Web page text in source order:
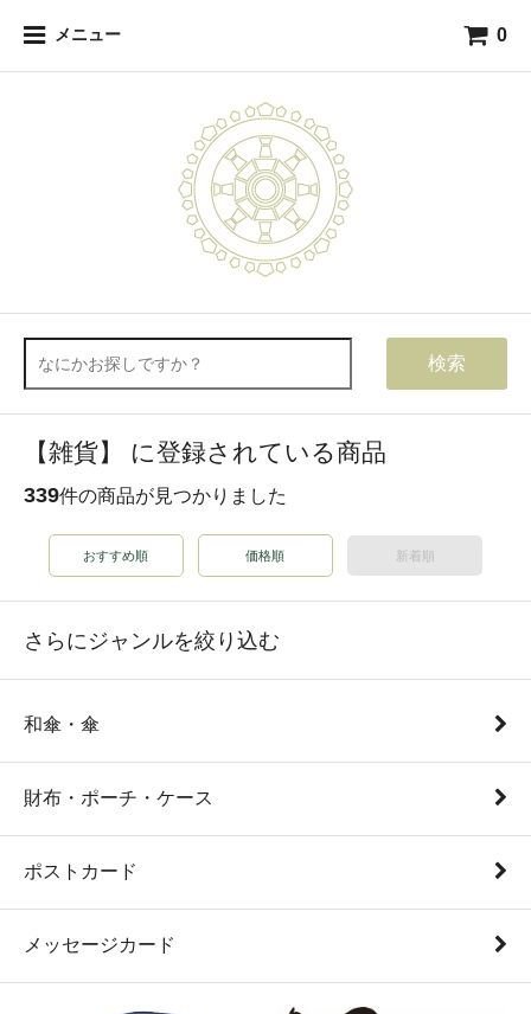
メニュー 0
検索
【雑貨】 に登録されている商品
339件の商品が見つかりました
おすすめ順 価格順 新着順
さらにジャンルを絞り込む
和傘・傘
財布・ポーチ・ケース
ポストカード
メッセージカード